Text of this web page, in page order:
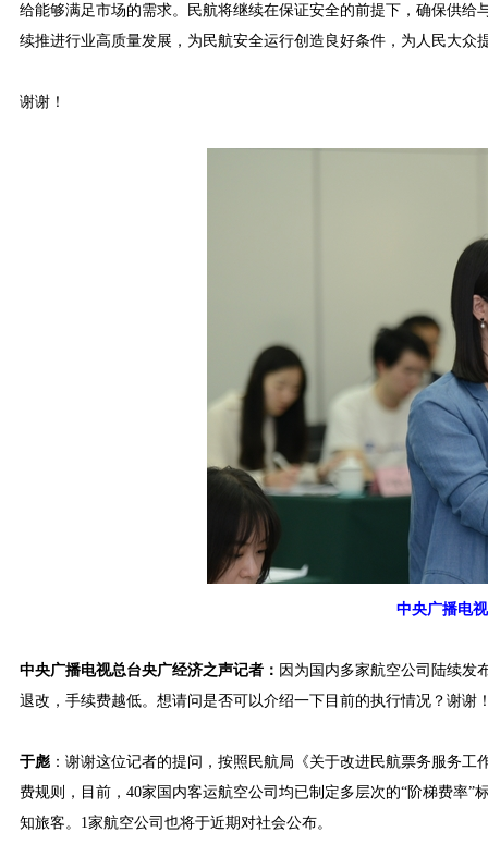
给能够满足市场的需求。民航将继续在保证安全的前提下，确保供
续推进行业高质量发展，为民航安全运行创造良好条件，为人民大众
谢谢！
中央广播电
中央广播电视总台央广经济之声记者： 因为国内多家航空公司陆续发
退改，手续费越低。想请问是否可以介绍一下目前的执行情况？谢谢
于彪 ：谢谢这位记者的提问，按照民航局《关于改进民航票务服务
费规则，目前，40家国内客运航空公司均已制定多层次的“阶梯费率
知旅客。1家航空公司也将于近期对社会公布。